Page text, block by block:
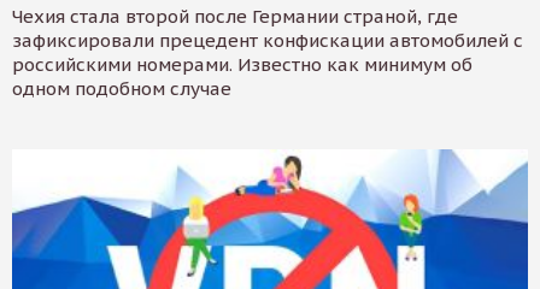
Чехия стала второй после Германии страной, где
зафиксировали прецедент конфискации автомобилей с
российскими номерами. Известно как минимум об
одном подобном случае